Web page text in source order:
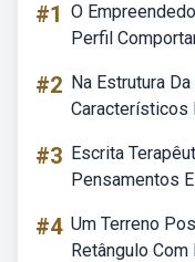
#1 O
Perfil
#2 Na Estrutura
Característicos
#3 Escrita
Pensamentos
#4 Um Terreno
Retângulo